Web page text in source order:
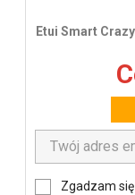
Etui Smart
Zgadzam